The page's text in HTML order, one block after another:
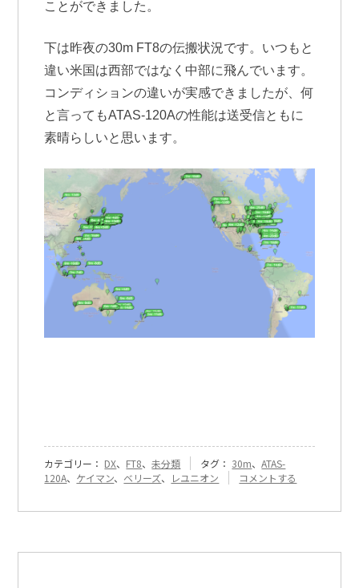
ことができました。
下は昨夜の30m FT8の伝搬状況です。いつもと
違い米国は西部ではなく中部に飛んでいます。
コンディションの違いが実感できましたが、何
と言ってもATAS-120Aの性能は送受信ともに
素晴らしいと思います。
カテゴリー： DX、 FT8、未分類 タグ： 30m、ATAS-
120A、 ケイマン、 ベリーズ、 レユニオン
『[318]
の
コメントする